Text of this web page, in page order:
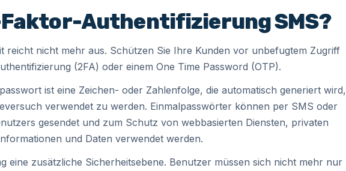
Faktor-Authentifizierung SMS?
reicht nicht mehr aus. Schützen Sie Ihre Kunden vor unbefugtem Zugriff
(2FA) oder einem One Time Password (OTP).
ist eine Zeichen- oder Zahlenfolge, die automatisch generiert wird,
verwendet zu werden. Einmalpasswörter können per SMS oder
gesendet und zum Schutz von webbasierten Diensten, privaten
und Daten verwendet werden.
eine zusätzliche Sicherheitsebene. Benutzer müssen sich nicht mehr nur